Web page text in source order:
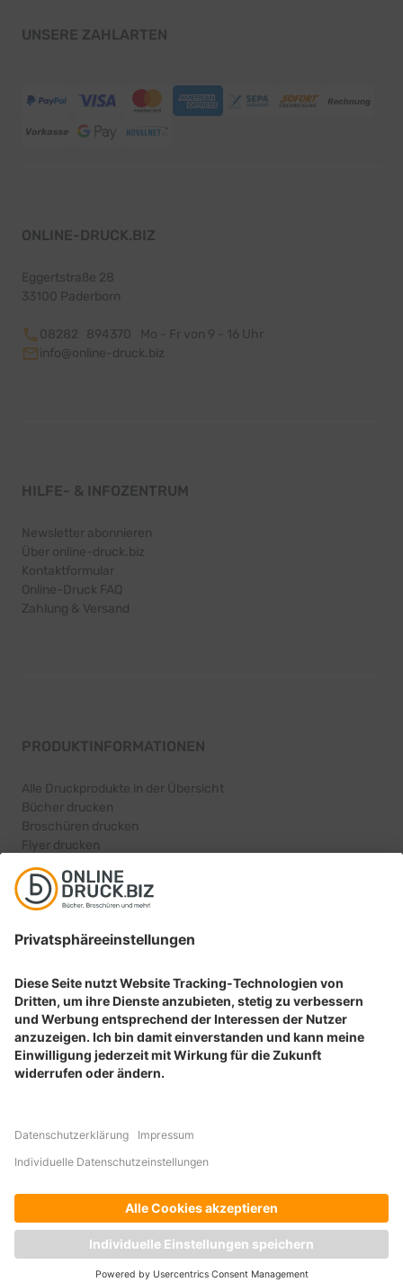
UNSERE ZAHLARTEN
ONLINE-DRUCK.BIZ
Eggertstraße 28
33100 Paderborn
08282 894370
Mo - Fr von 9 - 16 Uhr
info@online-druck.biz
HILFE- & INFOZENTRUM
Newsletter abonnieren
Über online-druck.biz
Kontaktformular
Online-Druck FAQ
Zahlung & Versand
PRODUKTINFORMATIONEN
Alle Druckprodukte in der Übersicht
Bücher drucken
Broschüren drucken
Flyer drucken
Karten drucken
BELIEBTE PRODUKTKATEGORIEN
Aufkleber drucken
Etiketten drucken
Geschenkideen drucken
© ONLINE-DRUCK.BIZ | 2026
Allgemeine GeschäftsbedingungenDatenschutz
WiderrufsbelehrungImpressum